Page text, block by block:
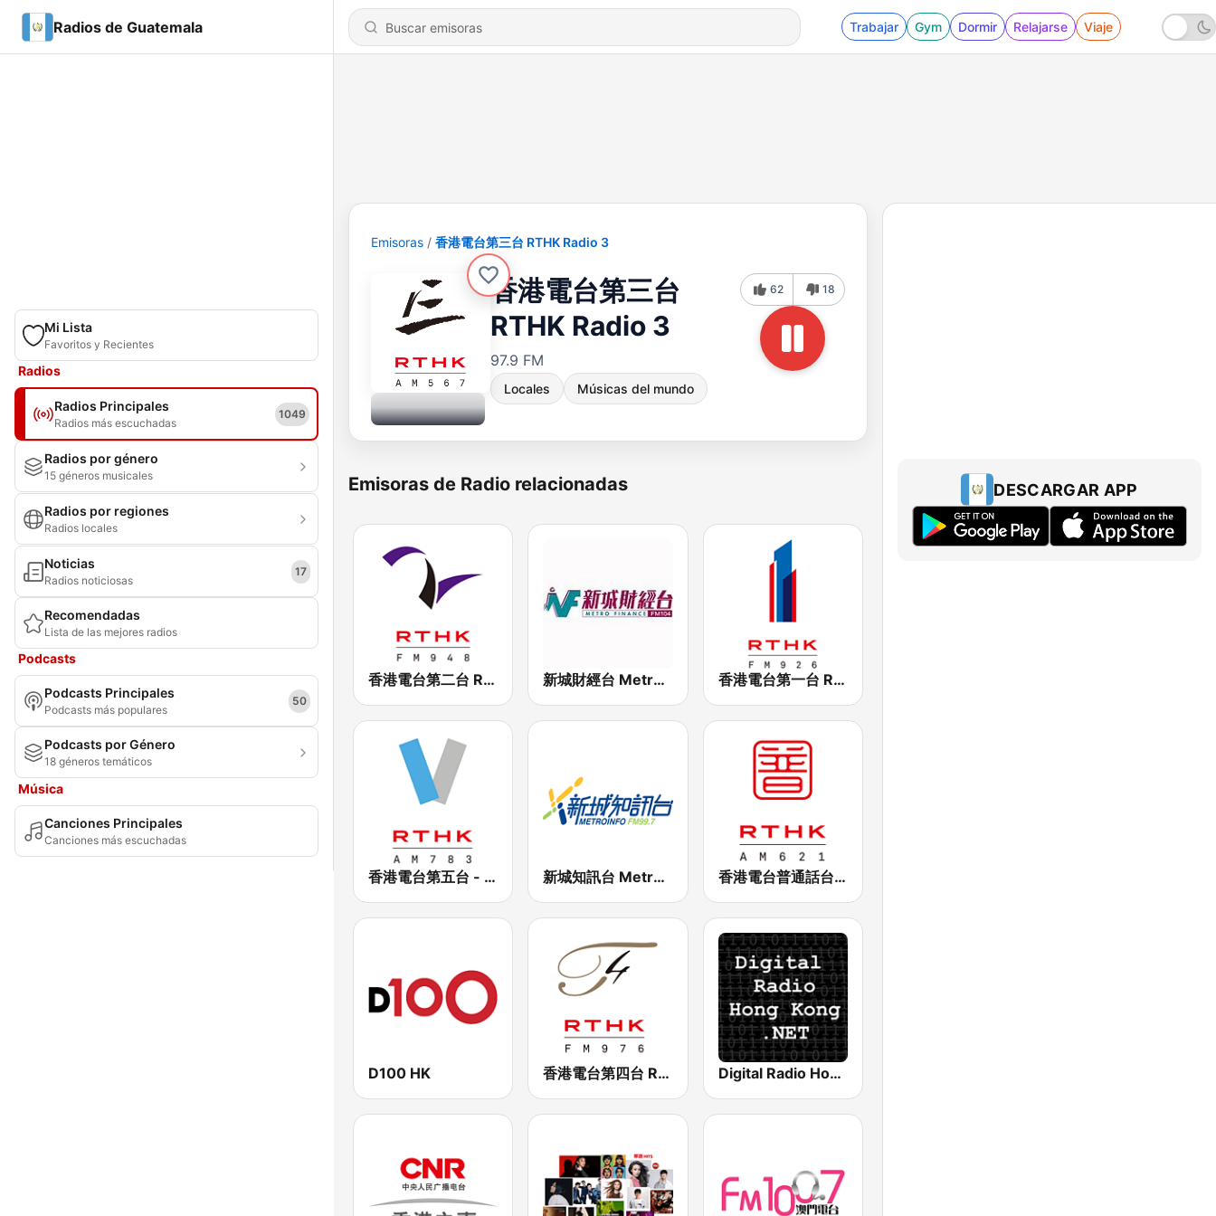
Radios de Guatemala Trabajar Gym Dormir Relajarse Viaje
Mi Lista
Favoritos y Recientes
Radios
Radios Principales
Radios más escuchadas
1049
Radios por género
15 géneros musicales
Radios por regiones
Radios locales
Noticias
Radios noticiosas
17
Recomendadas
Lista de las mejores radios
Podcasts
Podcasts Principales
Podcasts más populares
50
Podcasts por Género
18 géneros temáticos
Música
Canciones Principales
Canciones más escuchadas
Emisoras 香港電台第三台 RTHK Radio 3
香港電台第三台
RTHK Radio 3
97.9 FM
Locales Músicas del mundo
62 18
Emisoras de Radio relacionadas
香港電台第二台 RTHK Radio 2 新城財經台 Metro Finance FM104 香港電台第一台 RTHK Radio 1
香港電台第五台 - RTHK Radio 5 新城知訊台 MetroInfo FM99.7 香港電台普通話台 RTHK Radio
D100 HK 香港電台第四台 RTHK Radio 4 Digital Radio Hong Kong
DESCARGAR APP